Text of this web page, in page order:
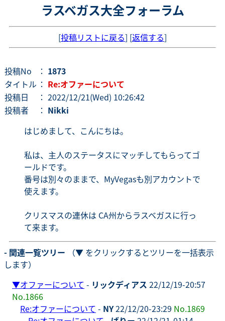
ラスベガス大全フォーラム
[投稿リストに戻る] [返信する]
投稿No ： 1873
タイトル ： Re:オファーについて
投稿日
： 2022/12/21(Wed) 10:26:42
投稿者
： Nikki
はじめまして、こんにちは。
私は、主人のステータスにマッチしてもらってゴ
ールドです。
番号は別々のままで、MyVegasも別アカウントで
使えます。
クリスマスの連休は CA州からラスベガスに行っ
て来ます。
- 関連一覧ツリー （▼ をクリックするとツリーを一括表示
します）
▼オファーについて - リックディアス 22/12/19-20:57
No.1866
Re:オファーについて - NY22/12/20-23:29 No.1869